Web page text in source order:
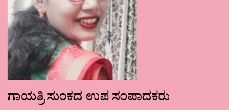
ಗಾಯತ್ರಿ ಸುಂಕದ ಉಪ ಸಂಪಾದಕರು